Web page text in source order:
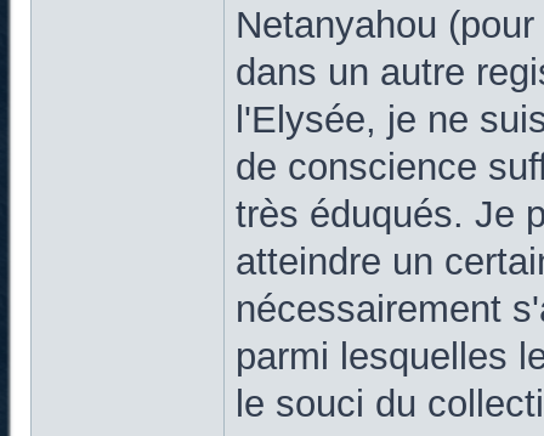
Netanyahou
dans un autre
l'Elysée, je ne
de conscience
très éduqués. Je
atteindre un
nécessairement
parmi lesquelles
le souci du